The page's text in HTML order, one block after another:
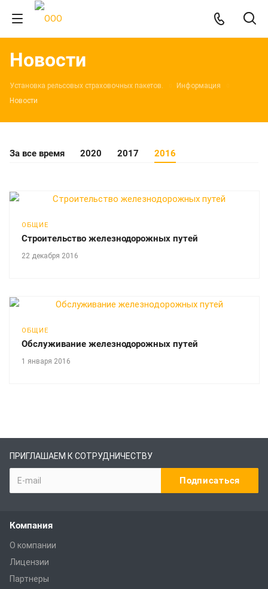
Новости
Установка рельсовых страховочных пакетов.
Информация
Новости
За все время 2020 2017 2016
ОБЩИЕ
Строительство железнодорожных путей
22 декабря 2016
ОБЩИЕ
Обслуживание железнодорожных путей
1 января 2016
ПРИГЛАШАЕМ К СОТРУДНИЧЕСТВУ
Компания
О компании
Лицензии
Партнеры